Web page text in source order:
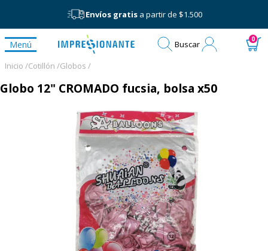
Envíos gratisa partir de $1.500
Menú Buscar 0
Inicio /Cotillón /Globos /
Globo 12" CROMADO fucsia, bolsa x50